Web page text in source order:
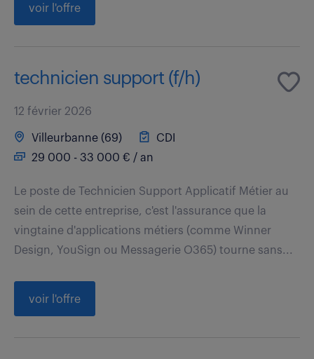
voir l'offre
technicien support (f/h)
12 février 2026
Villeurbanne (69)
CDI
29 000 - 33 000 € / an
Le poste de Technicien Support Applicatif Métier au
sein de cette entreprise, c'est l'assurance que la
vingtaine d'applications métiers (comme Winner
Design, YouSign ou Messagerie O365) tourne sans...
voir l'offre